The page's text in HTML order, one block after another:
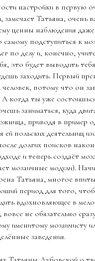
настройки в первую
замечает Татьяна, очень
ценны наблюдения
подступиться к
по делу и, конечно,
это будет выводить
заходить. Первый
потому что он
А когда ты уже
заниматься, куда
приводя в пример
ей польских деятельниц
долгих поисков
и теперь создаёт
мозаичные модули).
Татьяна, многое
период для того,
вдохновляющее в
не обязательно
именитому мозаичисту
заведения.